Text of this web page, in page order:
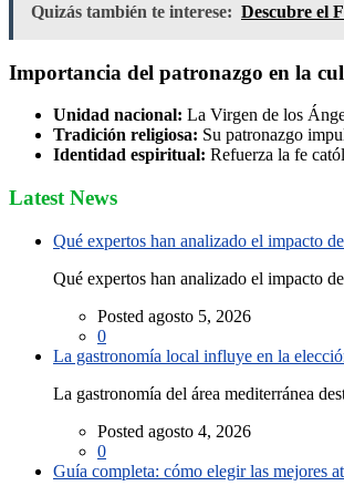
Quizás también te interese: Descubre el
Importancia del patronazgo en la
Unidad nacional: La Virgen de los
Tradición religiosa: Su patronazgo
Identidad espiritual: Refuerza la fe
Latest News
Qué expertos han analizado el impacto
Qué expertos han analizado el impacto
Posted agosto 5, 2026
0
La gastronomía local influye en la
La gastronomía del área mediterránea
Posted agosto 4, 2026
0
Guía completa: cómo elegir las mejores